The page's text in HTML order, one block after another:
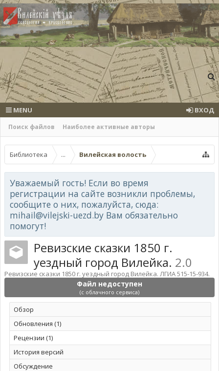
Поиск файлов Наиболее активные авторы
MENU ВХОД
Библиотека ... Вилейская волость
Уважаемый гость! Если во время
регистрации на сайте возникли проблемы,
сообщите о них, пожалуйста, сюда:
mihail@vilejski-uezd.by Вам обязательно
помогут!
Файл недоступен
(с облачного сервиса)
Ревизские сказки 1850 г.
уездный город Вилейка. 2.0
Ревизские сказки 1850 г. уездный город Вилейка. ЛГИА 515-15-934.
Обзoр
Обновления (1)
Рецензии (1)
История версий
Обсуждение